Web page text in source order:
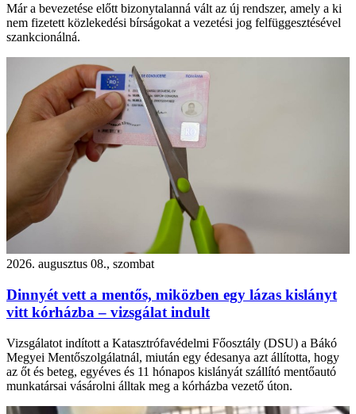
Már a bevezetése előtt bizonytalanná vált az új rendszer, amely a ki
nem fizetett közlekedési bírságokat a vezetési jog felfüggesztésével
szankcionálná.
2026. augusztus 08., szombat
Dinnyét vett a mentős, miközben egy lázas kislányt
vitt kórházba – vizsgálat indult
Vizsgálatot indított a Katasztrófavédelmi Főosztály (DSU) a Bákó
Megyei Mentőszolgálatnál, miután egy édesanya azt állította, hogy
az őt és beteg, egyéves és 11 hónapos kislányát szállító mentőautó
munkatársai vásárolni álltak meg a kórházba vezető úton.